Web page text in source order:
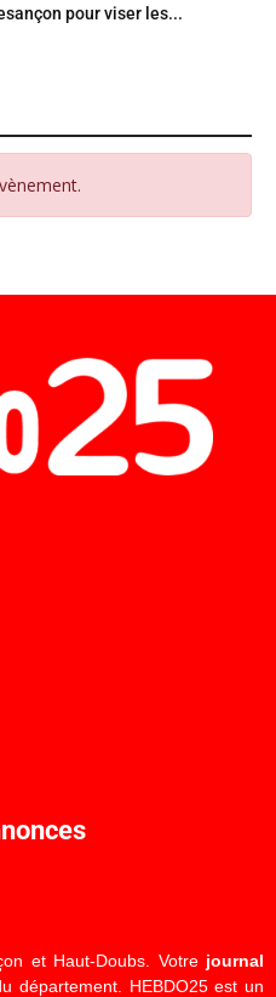
pour viser les...
et Haut-Doubs. Votre journal
département. HEBDO25 est un